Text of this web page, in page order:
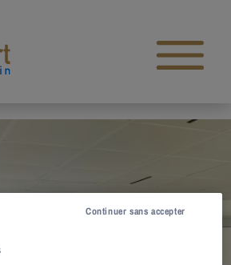
Open main menu
Continuer sans accepter